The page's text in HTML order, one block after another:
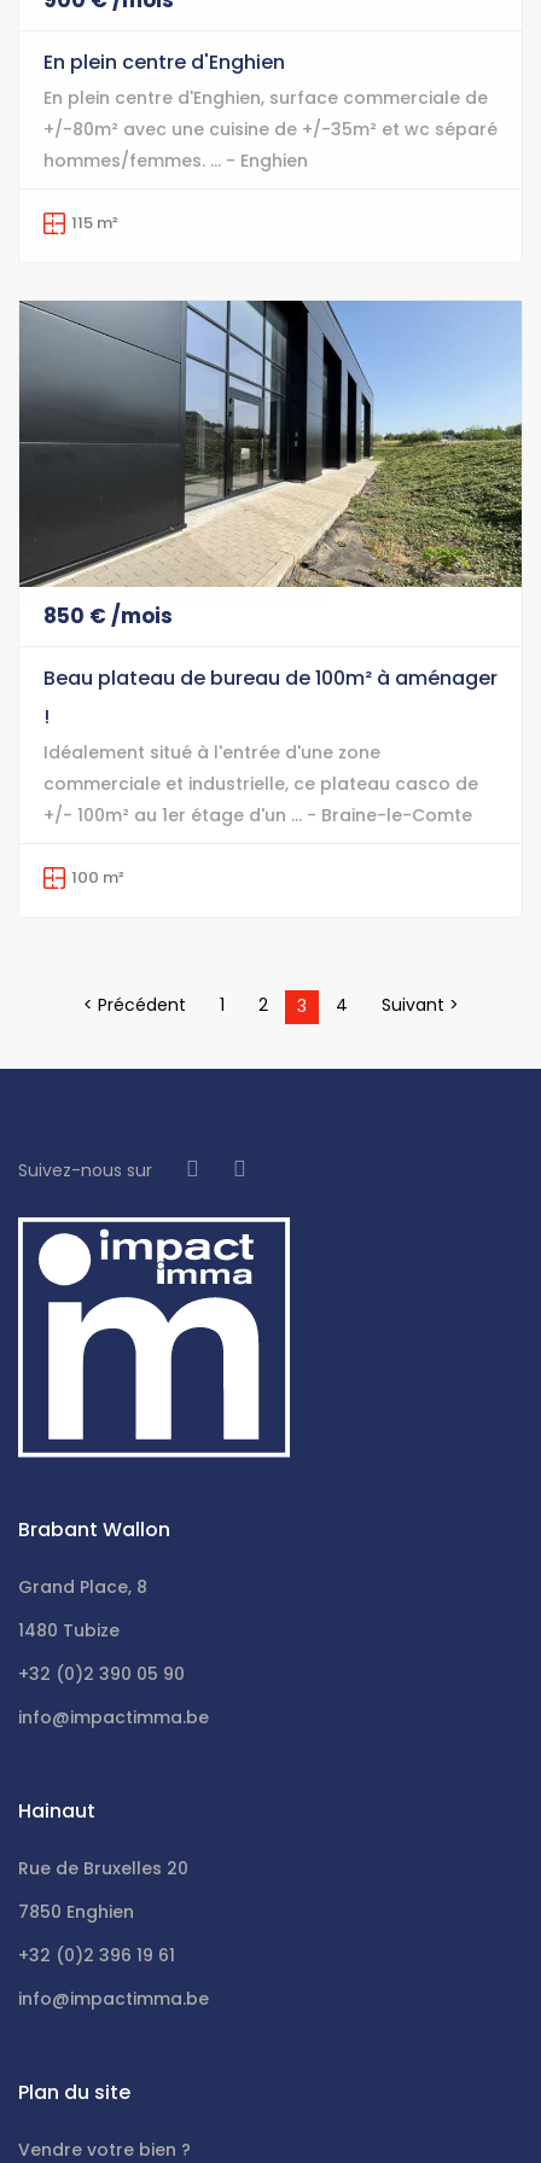
En plein centre d'Enghien
En plein centre d'Enghien, surface commerciale de
+/-80m² avec une cuisine de +/-35m² et wc séparé
hommes/femmes. ... - Enghien
115 m²
850 € /mois
Beau plateau de bureau de 100m² à aménager
!
Idéalement situé à l'entrée d'une zone
commerciale et industrielle, ce plateau casco de
+/- 100m² au 1er étage d'un ... - Braine-le-Comte
100 m²
< Précédent 1 2 3 4 Suivant >
Suivez-nous sur
Brabant Wallon
Grand Place, 8
1480 Tubize
+32 (0)2 390 05 90
info@impactimma.be
Hainaut
Rue de Bruxelles 20
7850 Enghien
+32 (0)2 396 19 61
info@impactimma.be
Plan du site
Vendre votre bien ?